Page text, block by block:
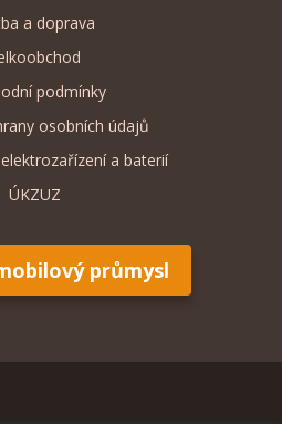
a doprava
podmínky
osobních údajů
a baterií
ÚKZUZ
průmysl